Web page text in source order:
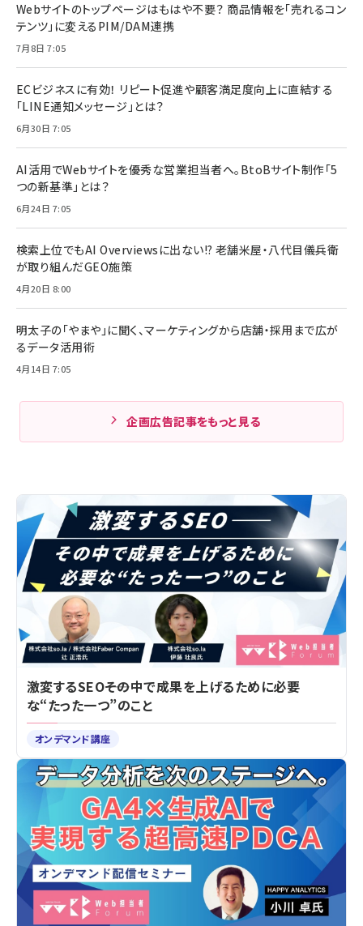
Webサイトのトップページはもはや不要？ 商品情報を「売れるコン
テンツ」に変えるPIM/DAM連携
7月8日 7:05
ECビジネスに有効！ リピート促進や顧客満足度向上に直結する
「LINE通知メッセージ」とは？
6月30日 7:05
AI活用でWebサイトを優秀な営業担当者へ。BtoBサイト制作「5
つの新基準」とは？
6月24日 7:05
検索上位でもAI Overviewsに出ない!? 老舗米屋・八代目儀兵衛
が取り組んだGEO施策
4月20日 8:00
明太子の「やまや」に聞く、マーケティングから店舗・採用まで広が
るデータ活用術
4月14日 7:05
企画広告記事をもっと見る
激変するSEO――その中で成果を上げるために必要
な“たった一つ”のこと
オンデマンド講座